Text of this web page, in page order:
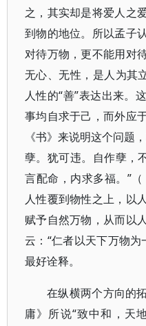
之，其实却是将爱人之
到物的地位。所以孟子
对待万物，更不能用对
无心、无性，是人为其
人性的“善”表达出来。
事均自求于己，而外应
《书》来说明这个问题
孽。犹可违。自作孽，
言配命，内求多福。”
人性覆到物性之上，以
赋予自然万物，从而以
云：“仁者以天下万物
最好诠释。
在纵横两个方向的
庸》所说“致中和，天